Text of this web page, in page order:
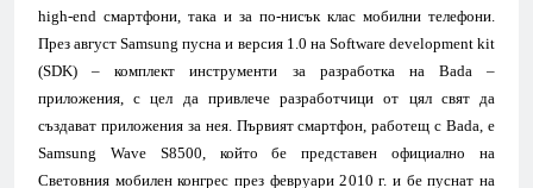
high-end смартфони, така и за по-нисък клас мобилни телефони.
През август Samsung пусна и версия 1.0 на Software development kit
(SDK) – комплект инструменти за разработка на Bada –
приложения, с цел да привлече разработчици от цял свят да
създават приложения за нея. Първият смартфон, работещ сBada,е
Samsung Wave S8500, който бе представен официално на
Световния мобилен конгрес през февруари 2010 г. и бе пуснат на